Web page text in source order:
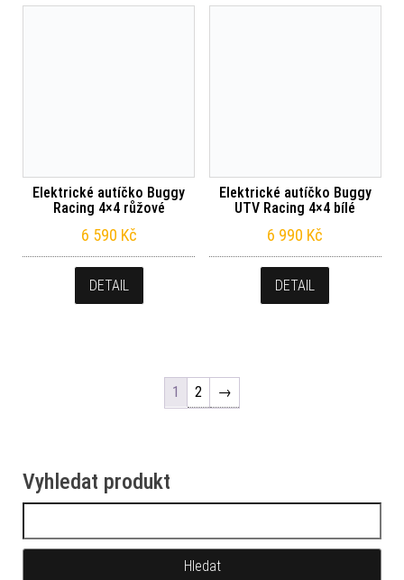
Elektrické autíčko Buggy
Racing 4×4 růžové
6 590 Kč
DETAIL
Elektrické autíčko Buggy
UTV Racing 4×4 bílé
6 990 Kč
DETAIL
1 2 →
Vyhledat produkt